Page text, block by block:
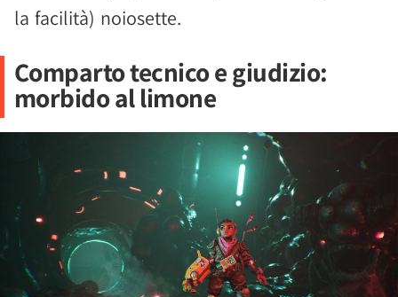
la facilità) noiosette.
Comparto tecnico e giudizio:
morbido al limone